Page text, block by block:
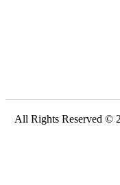
All Rights Reserved ©